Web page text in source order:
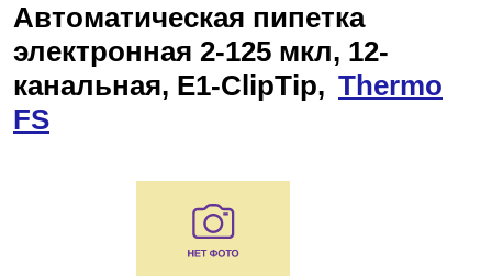
Библиотека
Екатеринбург
Автоматическая пипетка
электронная 2-125 мкл, 12-
канальная, E1-ClipTip, Thermo
FS